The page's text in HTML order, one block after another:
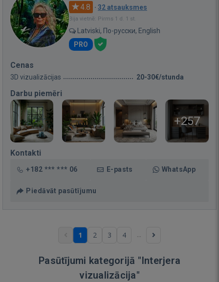
4.8 · 32 atsauksmes
Bija vietnē: Pirms 1 d. 1 st.
Latviski, По-русски, English
PRO
Cenas
3D vizualizācijas 20-30€/stunda
Darbu piemēri
+257
Kontakti
+182 *** *** 06 E-pasts WhatsApp
Piedāvāt pasūtījumu
1 2 3 4 ...
Pasūtījumi kategorijā "Interjera
vizualizācija"